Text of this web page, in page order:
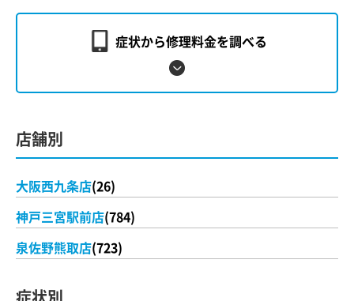
症状から修理料金を調べる
店舗別
大阪西九条店(26)
神戸三宮駅前店(784)
泉佐野熊取店(723)
症状別